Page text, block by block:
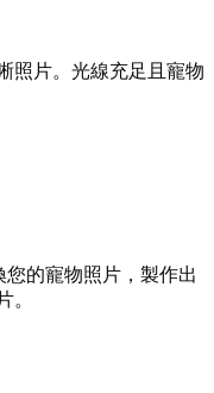
照片。光線充足且寵物
您的寵物照片，製作出
。